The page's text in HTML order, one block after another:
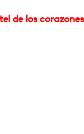
de los corazones